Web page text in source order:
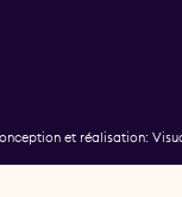
et réalisation: